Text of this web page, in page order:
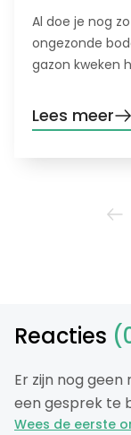
Al doe je nog
ongezonde
gazon kweken
heeft!
Lees meer
Reacties
Er zijn nog
een gesprek te
Wees de eerste